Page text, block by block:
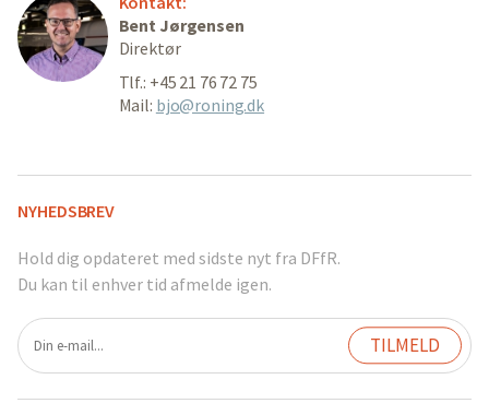
Bent Jørgensen
Direktør
Tlf.: +45 21 76 72 75
Mail: bjo@roning.dk
NYHEDSBREV
Hold dig opdateret med sidste nyt fra DFfR.
Du kan til enhver tid afmelde igen.